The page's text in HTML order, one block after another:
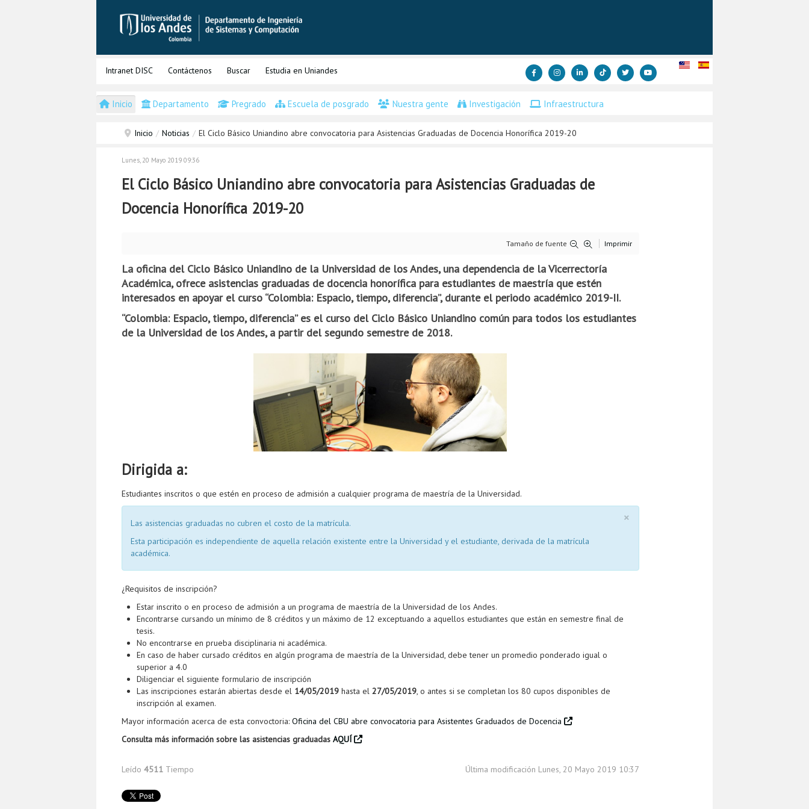
Intranet DISC Contáctenos Buscar Estudia en Uniandes
Inicio Departamento Pregrado Escuela de posgrado Nuestra gente Investigación Infraestructura
Inicio / Noticias / El Ciclo Básico Uniandino abre convocatoria para Asistencias Graduadas de Docencia Honorífica 2019-20
Lunes, 20 Mayo 2019 09:36
El Ciclo Básico Uniandino abre convocatoria para Asistencias Graduadas de
Docencia Honorífica 2019-20
Tamaño de fuente Imprimir
La oficina del Ciclo Básico Uniandino de la Universidad de los Andes, una dependencia de la Vicerrectoría
Académica, ofrece asistencias graduadas de docencia honorífica para estudiantes de maestría que estén
interesados en apoyar el curso “Colombia: Espacio, tiempo, diferencia”, durante el periodo académico 2019-II.
“Colombia: Espacio, tiempo, diferencia” es el curso del Ciclo Básico Uniandino común para todos los estudiantes
de la Universidad de los Andes, a partir del segundo semestre de 2018.
Dirigida a:
Estudiantes inscritos o que estén en proceso de admisión a cualquier programa de maestría de la Universidad.
×
Las asistencias graduadas no cubren el costo de la matrícula.
Esta participación es independiente de aquella relación existente entre la Universidad y el estudiante, derivada de la matrícula
académica.
¿Requisitos de inscripción?
Estar inscrito o en proceso de admisión a un programa de maestría de la Universidad de los Andes.
Encontrarse cursando un mínimo de 8 créditos y un máximo de 12 exceptuando a aquellos estudiantes que están en semestre final de
tesis.
No encontrarse en prueba disciplinaria ni académica.
En caso de haber cursado créditos en algún programa de maestría de la Universidad, debe tener un promedio ponderado igual o
superior a 4.0
Diligenciar el siguiente formulario de inscripción
Las inscripciones estarán abiertas desde el 14/05/2019 hasta el 27/05/2019, o antes si se completan los 80 cupos disponibles de
inscripción al examen.
Mayor información acerca de esta convoctoria: Oficina del CBU abre convocatoria para Asistentes Graduados de Docencia
Consulta más información sobre las asistencias graduadas AQUÍ
Leído 4511 Tiempo Última modificación Lunes, 20 Mayo 2019 10:37